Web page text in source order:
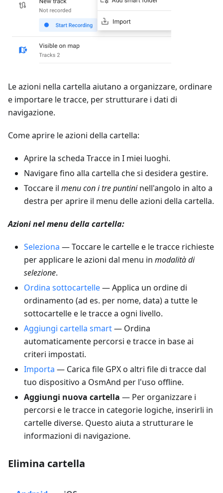
Le azioni nella cartella aiutano a organizzare, ordinare
e importare le tracce, per strutturare i dati di
navigazione.
Come aprire le azioni della cartella:
Aprire la scheda Tracce in I miei luoghi.
Navigare fino alla cartella che si desidera gestire.
Toccare il menu con i tre puntininell'angolo in alto a
destra per aprire il menu delle azioni della cartella.
Azioni nel menu della cartella:
Seleziona — Toccare le cartelle e le tracce richieste
per applicare le azioni dal menu in modalità di
selezione.
Ordina sottocartelle— Applica un ordine di
ordinamento (ad es. per nome, data) a tutte le
sottocartelle e le tracce a ogni livello.
Aggiungi cartella smart— Ordina
automaticamente percorsi e tracce in base ai
criteri impostati.
Importa — Carica file GPX o altri file di tracce dal
tuo dispositivo a OsmAnd per l'uso offline.
Aggiungi nuova cartella — Per organizzare i
percorsi e le tracce in categorie logiche, inserirli in
cartelle diverse. Questo aiuta a strutturare le
informazioni di navigazione.
Elimina cartella